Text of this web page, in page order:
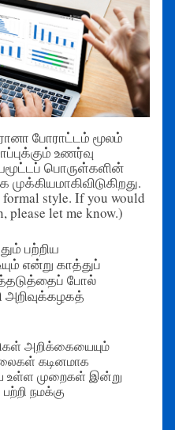
போராட்டம் மூலம்
உணர்வு
பொருள்களின்
முக்கியமாகிவிடுகிறது.
style. If you would
please let me know.)
பற்றிய
என்று காத்துப்
போல்
அறிக்கையையும்
கடினமாக
முறைகள் இன்று
நமக்கு